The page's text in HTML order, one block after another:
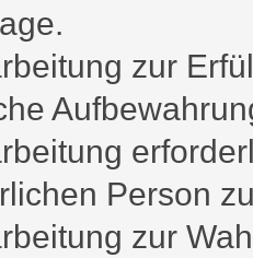
zur
Person
zur